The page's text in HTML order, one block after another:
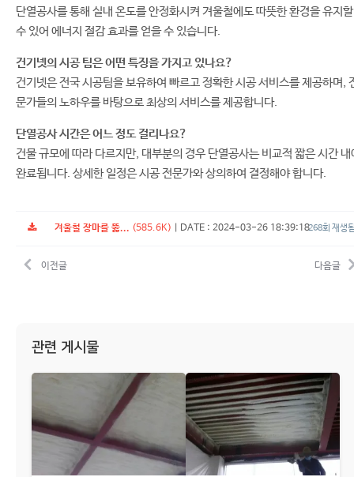
단열공사를 통해 실내 온도를 안정화시켜 겨울철에도 따뜻한 환경을 유지할
수 있어 에너지 절감 효과를 얻을 수 있습니다.
건기넷의 시공 팀은 어떤 특징을 가지고 있나요?
건기넷은 전국 시공팀을 보유하여 빠르고 정확한 시공 서비스를 제공하며,
문가들의 노하우를 바탕으로 최상의 서비스를 제공합니다.
단열공사 시간은 어느 정도 걸리나요?
건물 규모에 따라 다르지만, 대부분의 경우 단열공사는 비교적 짧은 시간 내
완료됩니다. 상세한 일정은 시공 전문가와 상의하여 결정해야 합니다.
겨울철 장마를 뚫... (585.6K) 268회 재생
DATE : 2024-03-26 18:39:18
이전글 다음글
관련 게시물